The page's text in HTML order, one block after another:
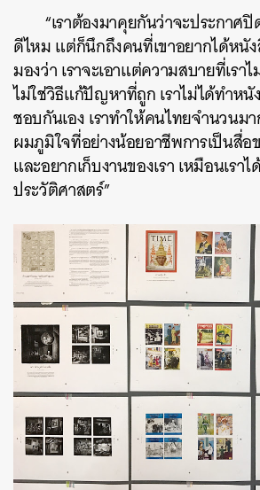
“เราต้องมาคุยกันว่าจะประกาศ
ดีไหม แต่ก็นึกถึงคนที่เขาอยากได้หนั
มองว่า เราจะเอาแต่ความสบายที่เรา
ไม่ใช่วิธีแก้ปัญหาที่ถูก เราไม่ได้ทำหนั
ชอบกันเอง เราทำให้คนไทยจำนวนม
ผมภูมิใจที่อย่างน้อยอาชีพการเป็นสื่อ
และอยากเก็บงานของเรา เหมือนเรา
ประวัติศาสตร์”